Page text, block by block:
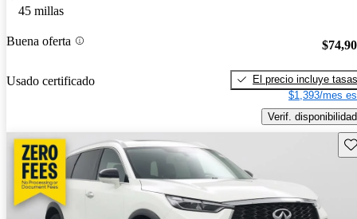
45 millas
Buena oferta
Usado certificado
El precio incluye tasas
$1,393/mes
Verif. disponibilidad